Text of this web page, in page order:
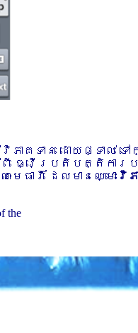
ភាគទាន ដោយផ្ទាល់
ពី ធ្វើប្រតិបត្តិកា
េធាវី ដែលមានឈ្មោះ វិភ
the